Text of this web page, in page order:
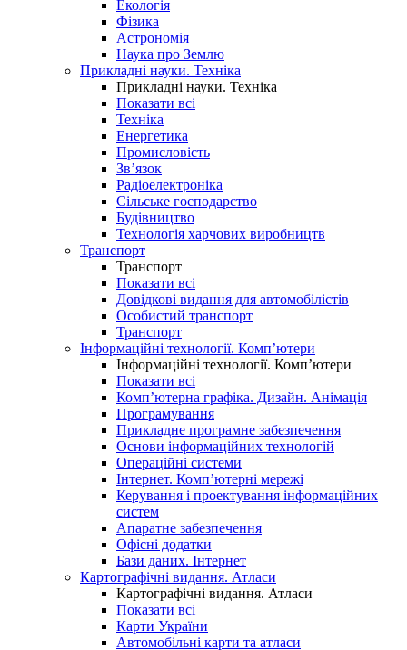
Екологія
Фізика
Астрономія
Наука про Землю
Прикладні науки. Техніка
Прикладні науки. Техніка
Показати всі
Техніка
Енергетика
Промисловість
Зв’язок
Радіоелектроніка
Сільське господарство
Будівництво
Технологія харчових виробництв
Транспорт
Транспорт
Показати всі
Довідкові видання для автомобілістів
Особистий транспорт
Транспорт
Інформаційні технології. Комп’ютери
Інформаційні технології. Комп’ютери
Показати всі
Комп’ютерна графіка. Дизайн. Анімація
Програмування
Прикладне програмне забезпечення
Основи інформаційних технологій
Операційні системи
Інтернет. Комп’ютерні мережі
Керування і проектування інформаційних
систем
Апаратне забезпечення
Офісні додатки
Бази даних. Інтернет
Картографічні видання. Атласи
Картографічні видання. Атласи
Показати всі
Карти України
Автомобільні карти та атласи